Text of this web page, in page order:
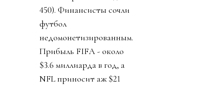
450). Финансисты сочли
футбол
недомонетизированным.
Прибыль FIFA - около
$3.6 миллиарда в год, а
NFL приносит аж $21